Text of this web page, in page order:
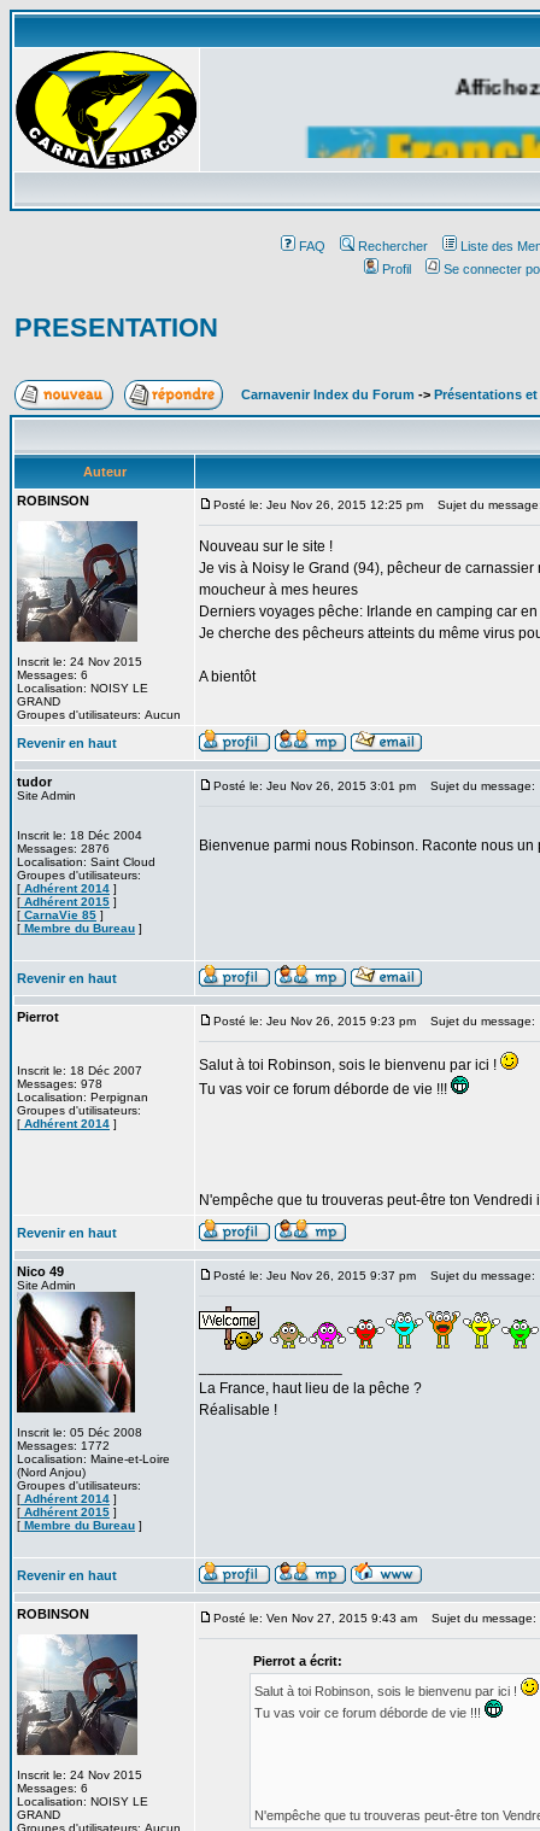
FAQ Rechercher
Liste des
Profil
Se connecter
PRESENTATION
Carnavenir Index du Forum -> Présentations
Auteur
ROBINSON
Inscrit le: 24 Nov 2015
Messages: 6
Localisation: NOISY LE
GRAND
Groupes d'utilisateurs: Aucun
Posté le: Jeu Nov 26, 2015 12:25 pm Sujet du
Nouveau sur le site !
Je vis à Noisy le Grand (94), pêcheur de
moucheur à mes heures
Derniers voyages pêche: Irlande en camping car
Je cherche des pêcheurs atteints du même virus
A bientôt
Revenir en haut
tudor
Site Admin
Inscrit le: 18 Déc 2004
Messages: 2876
Localisation: Saint Cloud
Groupes d'utilisateurs:
[ Adhérent 2014 ]
[ Adhérent 2015 ]
[ CarnaVie 85 ]
[ Membre du Bureau ]
Posté le: Jeu Nov 26, 2015 3:01 pm Sujet du message:
Bienvenue parmi nous Robinson. Raconte nous
Revenir en haut
Pierrot
Inscrit le: 18 Déc 2007
Messages: 978
Localisation: Perpignan
Groupes d'utilisateurs:
[ Adhérent 2014 ]
Posté le: Jeu Nov 26, 2015 9:23 pm Sujet du message:
Salut à toi Robinson, sois le bienvenu par ici !
Tu vas voir ce forum déborde de vie !!!
N'empêche que tu trouveras peut-être ton Vendredi
Revenir en haut
Nico 49
Site Admin
Inscrit le: 05 Déc 2008
Messages: 1772
Localisation: Maine-et-Loire
(Nord Anjou)
Groupes d'utilisateurs:
[ Adhérent 2014 ]
[ Adhérent 2015 ]
[ Membre du Bureau ]
Posté le: Jeu Nov 26, 2015 9:37 pm Sujet du message:
La France, haut lieu de la pêche ?
Réalisable !
Revenir en haut
ROBINSON
Inscrit le: 24 Nov 2015
Messages: 6
Localisation: NOISY LE
GRAND
Groupes d'utilisateurs: Aucun
Posté le: Ven Nov 27, 2015 9:43 am Sujet du message:
Pierrot a écrit:
Salut à toi Robinson, sois le bienvenu par ici !
Tu vas voir ce forum déborde de vie !!!
N'empêche que tu trouveras peut-être ton